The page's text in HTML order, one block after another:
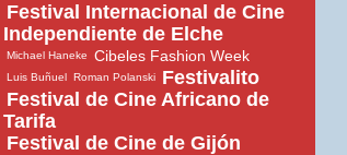
Festival Internacional de Cine
Independiente de Elche
Michael Haneke Cibeles Fashion Week
Luis Buñuel Roman Polanski
Festivalito
Festival de Cine Africano de
Tarifa
Festival de Cine de Gijón